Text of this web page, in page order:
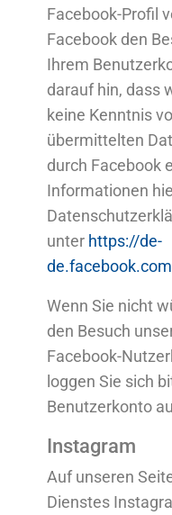
Facebook-Profil
Facebook den
Ihrem
darauf hin, dass
keine Kenntnis
übermittelten
durch Facebook
Informationen
unter https://de-
Wenn Sie nicht
den Besuch
Facebook-
loggen Sie sich
Benutzerkonto
Instagram
Auf unseren
Dienstes